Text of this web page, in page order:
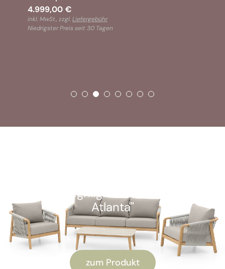
4.999,00 €
inkl. MwSt., zzgl.Liefergebühr
Niedrigster Preis seit 30 Tagen
Kunden-Highlight: "Alu Lounge-Set
Atlanta"
zum Produkt